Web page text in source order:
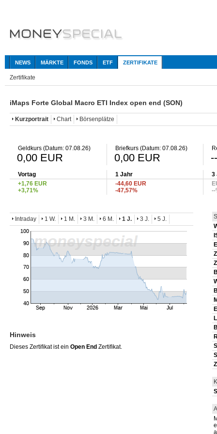
NEWS MÄRKTE FONDS ETF ZERTIFIKATE
Zertifikate
iMaps Forte Global Macro ETI Index open end (SON)
Kurzportrait Chart Börsenplätze
Geldkurs (Datum: 07.08.26)
0,00 EUR
Briefkurs (Datum: 07.08.26)
0,00 EUR --
Vortag 1 Jahr
3
+1,76 EUR
+3,71%
-44,60 EUR
-47,57%
--
Intraday 1 W. 1 M. 3 M. 6 M. 1 J. 3 J. 5 J.
Hinweis
Dieses Zertifikat ist ein Open End Zertifikat.